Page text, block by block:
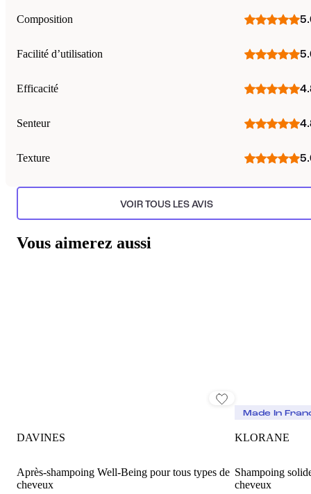
Composition
Facilité d’utilisation
Efficacité
Senteur
Texture
VOIR TOUS LES AVIS
Vous aimerez aussi
DAVINES
Après-shampoing Well-Being pour tous types de
cheveux
Made In
KLORANE
Shampoing
cheveux